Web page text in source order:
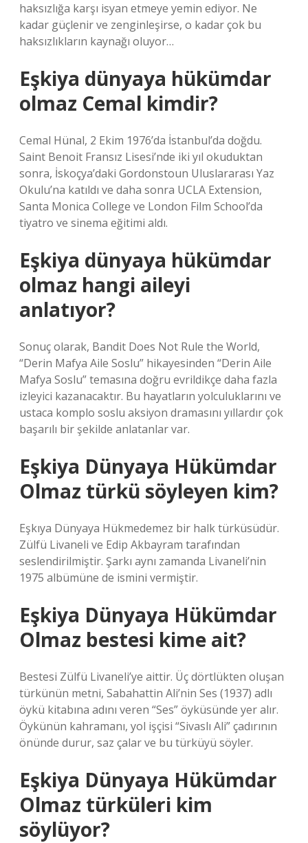
haksızlığa karşı isyan etmeye yemin ediyor. Ne
kadar güçlenir ve zenginleşirse, o kadar çok bu
haksızlıkların kaynağı oluyor…
Eşkiya dünyaya hükümdar
olmaz Cemal kimdir?
Cemal Hünal, 2 Ekim 1976’da İstanbul’da doğdu.
Saint Benoit Fransız Lisesi’nde iki yıl okuduktan
sonra, İskoçya’daki Gordonstoun Uluslararası Yaz
Okulu’na katıldı ve daha sonra UCLA Extension,
Santa Monica College ve London Film School’da
tiyatro ve sinema eğitimi aldı.
Eşkiya dünyaya hükümdar
olmaz hangi aileyi
anlatıyor?
Sonuç olarak, Bandit Does Not Rule the World,
“Derin Mafya Aile Soslu” hikayesinden “Derin Aile
Mafya Soslu” temasına doğru evrildikçe daha fazla
izleyici kazanacaktır. Bu hayatların yolculuklarını ve
ustaca komplo soslu aksiyon dramasını yıllardır çok
başarılı bir şekilde anlatanlar var.
Eşkiya Dünyaya Hükümdar
Olmaz türkü söyleyen kim?
Eşkıya Dünyaya Hükmedemez bir halk türküsüdür.
Zülfü Livaneli ve Edip Akbayram tarafından
seslendirilmiştir. Şarkı aynı zamanda Livaneli’nin
1975 albümüne de ismini vermiştir.
Eşkiya Dünyaya Hükümdar
Olmaz bestesi kime ait?
Bestesi Zülfü Livaneli’ye aittir. Üç dörtlükten oluşan
türkünün metni, Sabahattin Ali’nin Ses (1937) adlı
öykü kitabına adını veren “Ses” öyküsünde yer alır.
Öykünün kahramanı, yol işçisi “Sivaslı Ali” çadırının
önünde durur, saz çalar ve bu türküyü söyler.
Eşkiya Dünyaya Hükümdar
Olmaz türküleri kim
söylüyor?